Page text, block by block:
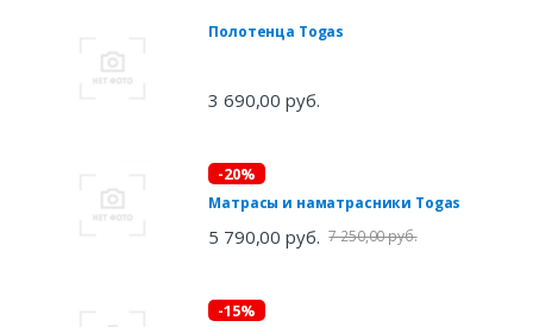
Полотенца Togas
3 690,00 руб.
-20%
Матрасы и наматрасники Togas
5 790,00 руб. 7 250,00 руб.
-15%